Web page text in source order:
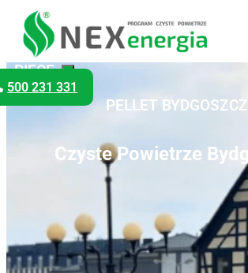
500 231 331
PIECE
NA
PELLET BYDGOSZCZ
Czyste Powietrze